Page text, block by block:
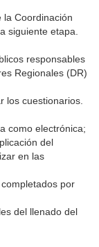
la Coordinación
siguiente etapa.
responsables
Regionales (DR)
los cuestionarios.
como electrónica;
del
en las
por
del llenado del